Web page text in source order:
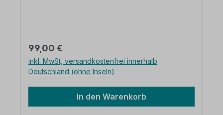
MondiArt Showroom Abmessungen: 70 x
100 cm Einfach aufzuhängen Verpackt in
einer stabilen Box Große Farbtiefe Schnell
geliefert Kostenloser Versand in
Regulärer Preis:
99,00 €
inkl. MwSt, versandkostenfrei innerhalb
Deutschland (ohne Inseln)
In den Warenkorb